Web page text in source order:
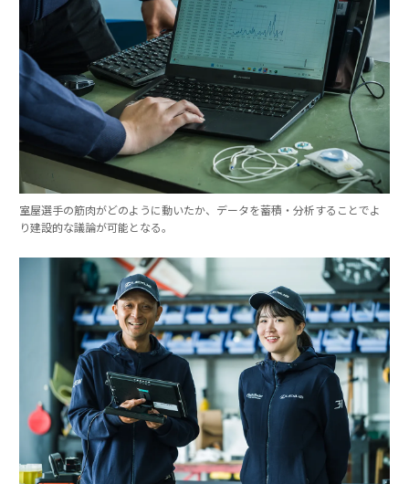
室屋選手の筋肉がどのように動いたか、データを蓄積・分析することでよ
り建設的な議論が可能となる。